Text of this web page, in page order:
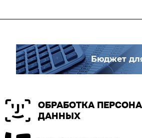
Бюджет
ОБРАБОТКА
ДАННЫХ